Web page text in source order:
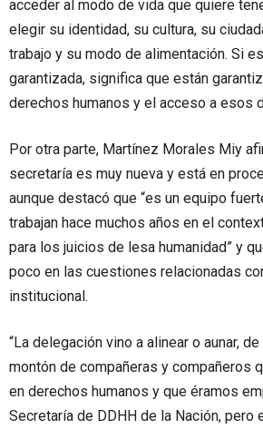
acceder al modo de vida que quiere
elegir su identidad, su cultura, su
trabajo y su modo de alimentación. Si
garantizada, significa que están
derechos humanos y el acceso a esos
Por otra parte, Martínez Morales Miy
secretaría es muy nueva y está en
aunque destacó que “es un equipo
trabajan hace muchos años en el
para los juicios de lesa humanidad” y
poco en las cuestiones relacionadas
institucional.
“La delegación vino a alinear o aunar,
montón de compañeras y compañeros
en derechos humanos y que éramos
Secretaría de DDHH de la Nación, pero